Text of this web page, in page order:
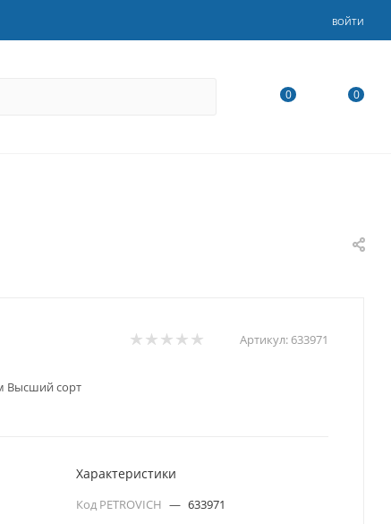
ВОЙТИ
0 0
Артикул: 633971
Высший сорт
Характеристики
Код PETROVICH — 633971